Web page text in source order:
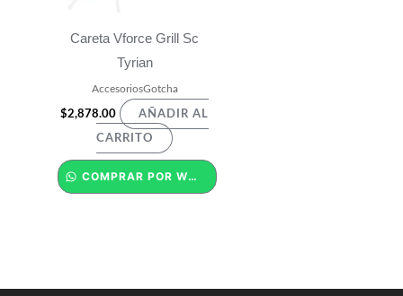
Careta Vforce Grill Sc
Tyrian
AccesoriosGotcha
$2,878.00 AÑADIR AL
CARRITO
COMPRAR POR WHATSAPP